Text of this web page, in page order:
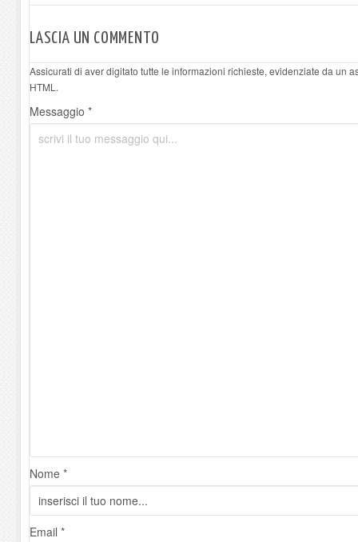
LASCIA UN COMMENTO
Assicurati di aver digitato tutte le informazioni richieste, evidenziate da un
HTML.
Messaggio *
Nome *
Email *